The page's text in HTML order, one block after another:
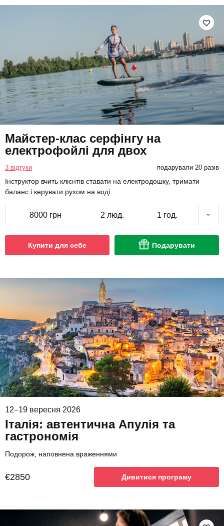
Майстер-клас серфінгу на
електрофойлі для двох
3 відгуки подарували 20 разів
Інструктор вчить клієнтів ставати на електродошку, тримати
баланс і керувати рухом на воді.
8000 грн 2 люд. 1 год.
Купити для себе Подарувати
12–19 вересня 2026
Італія: автентична Апулія та
гастрономія
Подорож, наповнена враженнями
€2850 Дивитися програму